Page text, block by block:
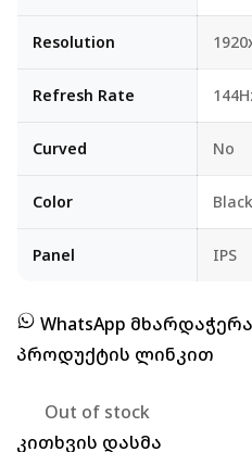
Resolution
Refresh Rate
Curved No
Color Black
Panel IPS
WhatsApp
პროდუქტის ლინკით
Out of stock
კითხვის დასმა